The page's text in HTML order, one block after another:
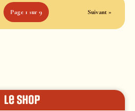
Page 1 sur 9 Suivant »
le shop